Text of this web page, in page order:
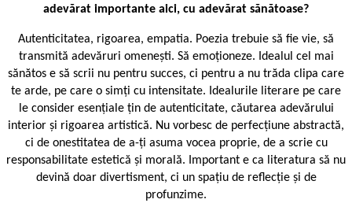
adevărat importante aici, cu adevărat sănătoase?
Autenticitatea, rigoarea, empatia. Poezia trebuie să fie vie, să
transmită adevăruri omenești. Să emoționeze. Idealul cel mai
sănătos e să scrii nu pentru succes, ci pentru a nu trăda clipa care
te arde, pe care o simți cu intensitate. Idealurile literare pe care
le consider esențiale țin de autenticitate, căutarea adevărului
interior și rigoarea artistică. Nu vorbesc de perfecțiune abstractă,
ci de onestitatea de a-ți asuma vocea proprie, de a scrie cu
responsabilitate estetică și morală. Important e ca literatura să nu
devină doar divertisment, ci un spațiu de reflecție și de
profunzime.